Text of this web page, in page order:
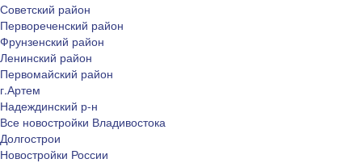
Советский район
Первореченский район
Фрунзенский район
Ленинский район
Первомайский район
г.Артем
Надеждинский р-н
Все новостройки Владивостока
Долгострои
Новостройки России